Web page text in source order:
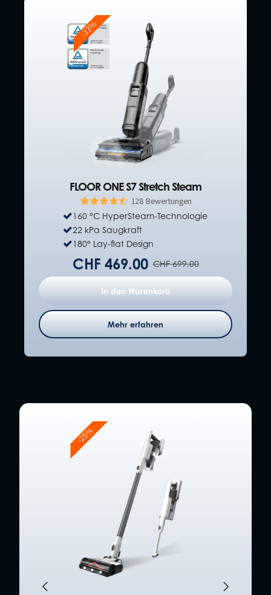
-33%
FLOOR ONE S7 Stretch Steam
128 Bewertungen
160 °C HyperSteam-Technologie
22 kPa Saugkraft
180° Lay-flat Design
CHF 469.00 CHF 699.00
In den Warenkorb
Mehr erfahren
-25%